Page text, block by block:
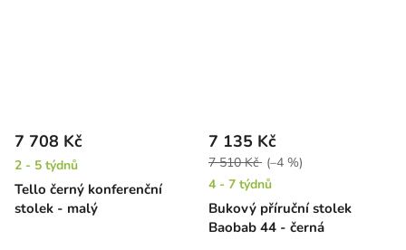
Tello černý konferenční
stolek - malý
7 708 Kč
2 - 5 týdnů
Bukový příruční stolek
Baobab 44 - černá
7 135 Kč
7 510 Kč (–4 %)
4 - 7 týdnů